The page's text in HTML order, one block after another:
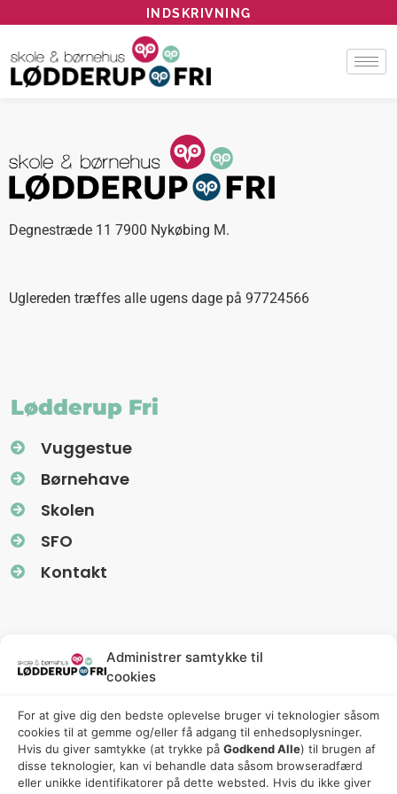
Administrer samtykke til
cookies
For at give dig den bedste oplevelse bruger vi teknologier såsom
cookies til at gemme og/eller få adgang til enhedsoplysninger.
Hvis du giver samtykke (at trykke på Godkend Alle) til brugen af ​​
disse teknologier, kan vi behandle data såsom browseradfærd
eller unikke identifikatorer på dette websted. Hvis du ikke giver
INDSKRIVNING
Degnestræde 11 7900 Nykøbing M.
Uglereden træffes alle ugens dage på 97724566
Lødderup Fri
Vuggestue
Børnehave
Skolen
SFO
Kontakt
Information
Nyhedsbreve (Uglereden)
Fredagsbreve (Friskolen)
Privatlivspolitik
Cookiepolitik